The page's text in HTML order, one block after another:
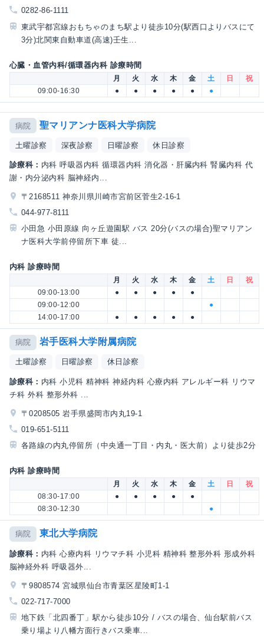
0282-86-1111
東武宇都宮線おもちゃのまち駅より徒歩10分(駅西口よりバスにて
3分)北関東自動車道(高速)壬生...
心臓・血管内科/循環器内科 診療時間
月 火 水 木 金 土 日
祝
09:00-16:30
● ● ● ● ● ●
病院 聖マリアンナ医科大学病院
土曜診察 深夜診察 日曜診察 休日診察
診療科： 内科 呼吸器内科 循環器内科 消化器・肝臓内科 腎臓内科 代
謝・内分泌内科 脳神経内...
〒2168511 神奈川県川崎市宮前区菅生2-16-1
044-977-8111
小田急 小田原線 向ヶ丘遊園駅 バス 20分(バスの場合)聖マリアン
ナ医科大学前停留所下車 徒...
内科 診療時間
月 火 水 木 金 土 日
祝
09:00-13:00
● ● ● ●
●
09:00-12:00
●
14:00-17:00
● ● ● ● ●
病院 岩手医科大学附属病院
土曜診察 日曜診察 休日診察
診療科： 内科 小児科 精神科 神経内科 心療内科 アレルギー科 リウマ
チ科 外科 整形外科 ...
〒0208505 岩手県盛岡市内丸19-1
019-651-5111
各路線の内丸停留所（中央通一丁目・内丸・医大前）より徒歩2分
内科 診療時間
月 火 水 木 金 土 日
祝
08:30-17:00
● ● ● ●
●
08:30-12:30
●
病院 東北大学病院
診療科： 内科 心療内科 リウマチ科 小児科 精神科 整形外科 形成外科
脳神経外科 呼吸器外...
〒9808574 宮城県仙台市青葉区星陵町1-1
022-717-7000
地下鉄「北四番丁」駅から徒歩10分 / バスの場合、仙台駅前バス
乗り場より八幡方面行きバス乗車...